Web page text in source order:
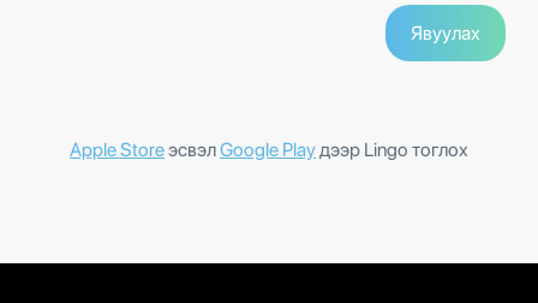
Apple StoreэсвэлGoogle Playдээр Lingo тоглох